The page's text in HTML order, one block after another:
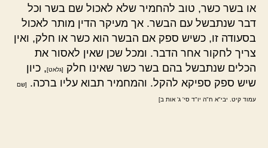
או בשר כשר, טוב להחמיר שלא לאכול שם בשר וכל
דבר שנתבשל עם הבשר. אך מעיקר הדין מותר לאכול
בסעודה זו, כשיש ספק אם הבשר הוא כשר או חלק, ואין
צריך לחקור אחר הדבר. ומכל שכן שאין לאסור את
הכלים שנתבשל בהם בשר כשר שאינו חלק
[גלאט], כיון
שיש ספק ספיקא להקל. והמחמיר תבוא עליו ברכה.
[שם
עמוד קיט. יבי"א ח"ה יו"ד סי' ג' אות ב]